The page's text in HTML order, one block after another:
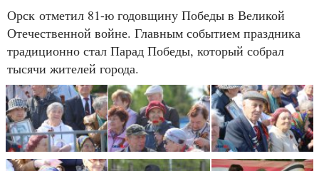
Орск отметил 81-ю годовщину Победы в Великой
Отечественной войне. Главным событием праздника
традиционно стал Парад Победы, который собрал
тысячи жителей города.